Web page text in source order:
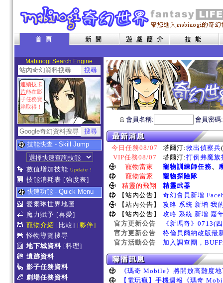
Mabinogi Search Engine
連續技卡
片能在影
子任務寶
箱取得！
技能快查 - Skill Jump
數值增加技能 Update !
技能消耗表 [強度表]
快速功能 - Quick Menu
愛爾琳世界地圖
魔力賦予 [喜愛]
寵物介紹 [比較] [夥伴]
怪物導覽搜尋
地下城資料 [料理]
遺跡資料
影子任務資料
劇場任務資料
會員名稱: 會員密
今日任務08/07 塔爾汀:救出偵察兵
VIP任務08/07
塔爾汀:打倒弗魔
寵物當家
寵物訓練師任務、
寵物當家
寵物探險隊
精靈的飛翔
精靈武器
【站內公告】
奇幻會員新增
【站內公告】
攻略 系統 新增 我
【站內公告】
攻略 系統 新增 嘉
官方更新公告
《新瑪奇》0713(
官方更新公告
格倫貝爾納改版最
官方活動公告
加入調查團，